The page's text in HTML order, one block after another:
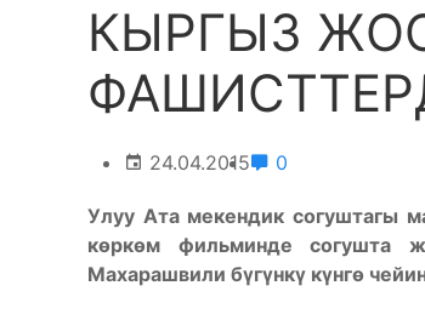
КЫРГЫЗ
24.04.2015 0
Улуу Ата мекендик согуштагы
көркөм фильминде согушта ж
Махарашвили бүгүнкү күнгө